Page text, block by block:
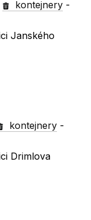
kontejnery -
Janského
kontejnery -
Drimlova